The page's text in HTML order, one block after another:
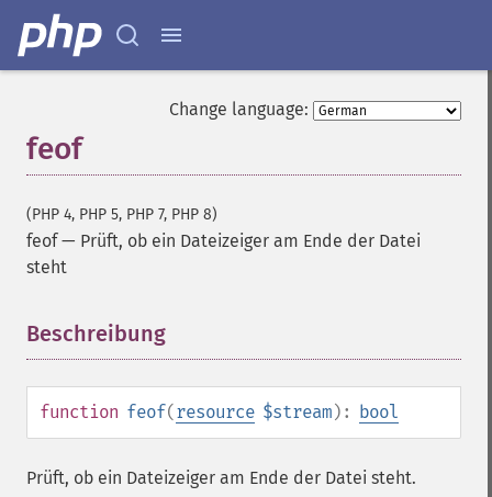
Change language:
feof
(PHP 4, PHP 5, PHP 7, PHP 8)
feof— Prüft, ob ein Dateizeiger am Ende der Datei
steht
Beschreibung
function feof(resource $stream): bool
Prüft, ob ein Dateizeiger am Ende der Datei steht.